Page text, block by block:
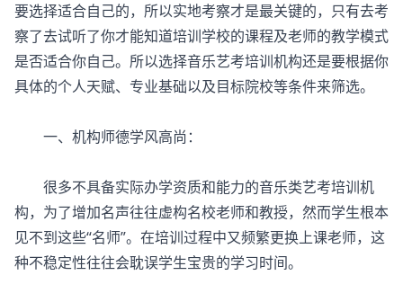
要选择适合自己的，所以实地考察才是最关键的，只有去考
察了去试听了你才能知道培训学校的课程及老师的教学模式
是否适合你自己。所以选择音乐艺考培训机构还是要根据你
具体的个人天赋、专业基础以及目标院校等条件来筛选。
一、机构师德学风高尚：
很多不具备实际办学资质和能力的音乐类艺考培训机
构，为了增加名声往往虚构名校老师和教授，然而学生根本
见不到这些“名师”。在培训过程中又频繁更换上课老师，这
种不稳定性往往会耽误学生宝贵的学习时间。